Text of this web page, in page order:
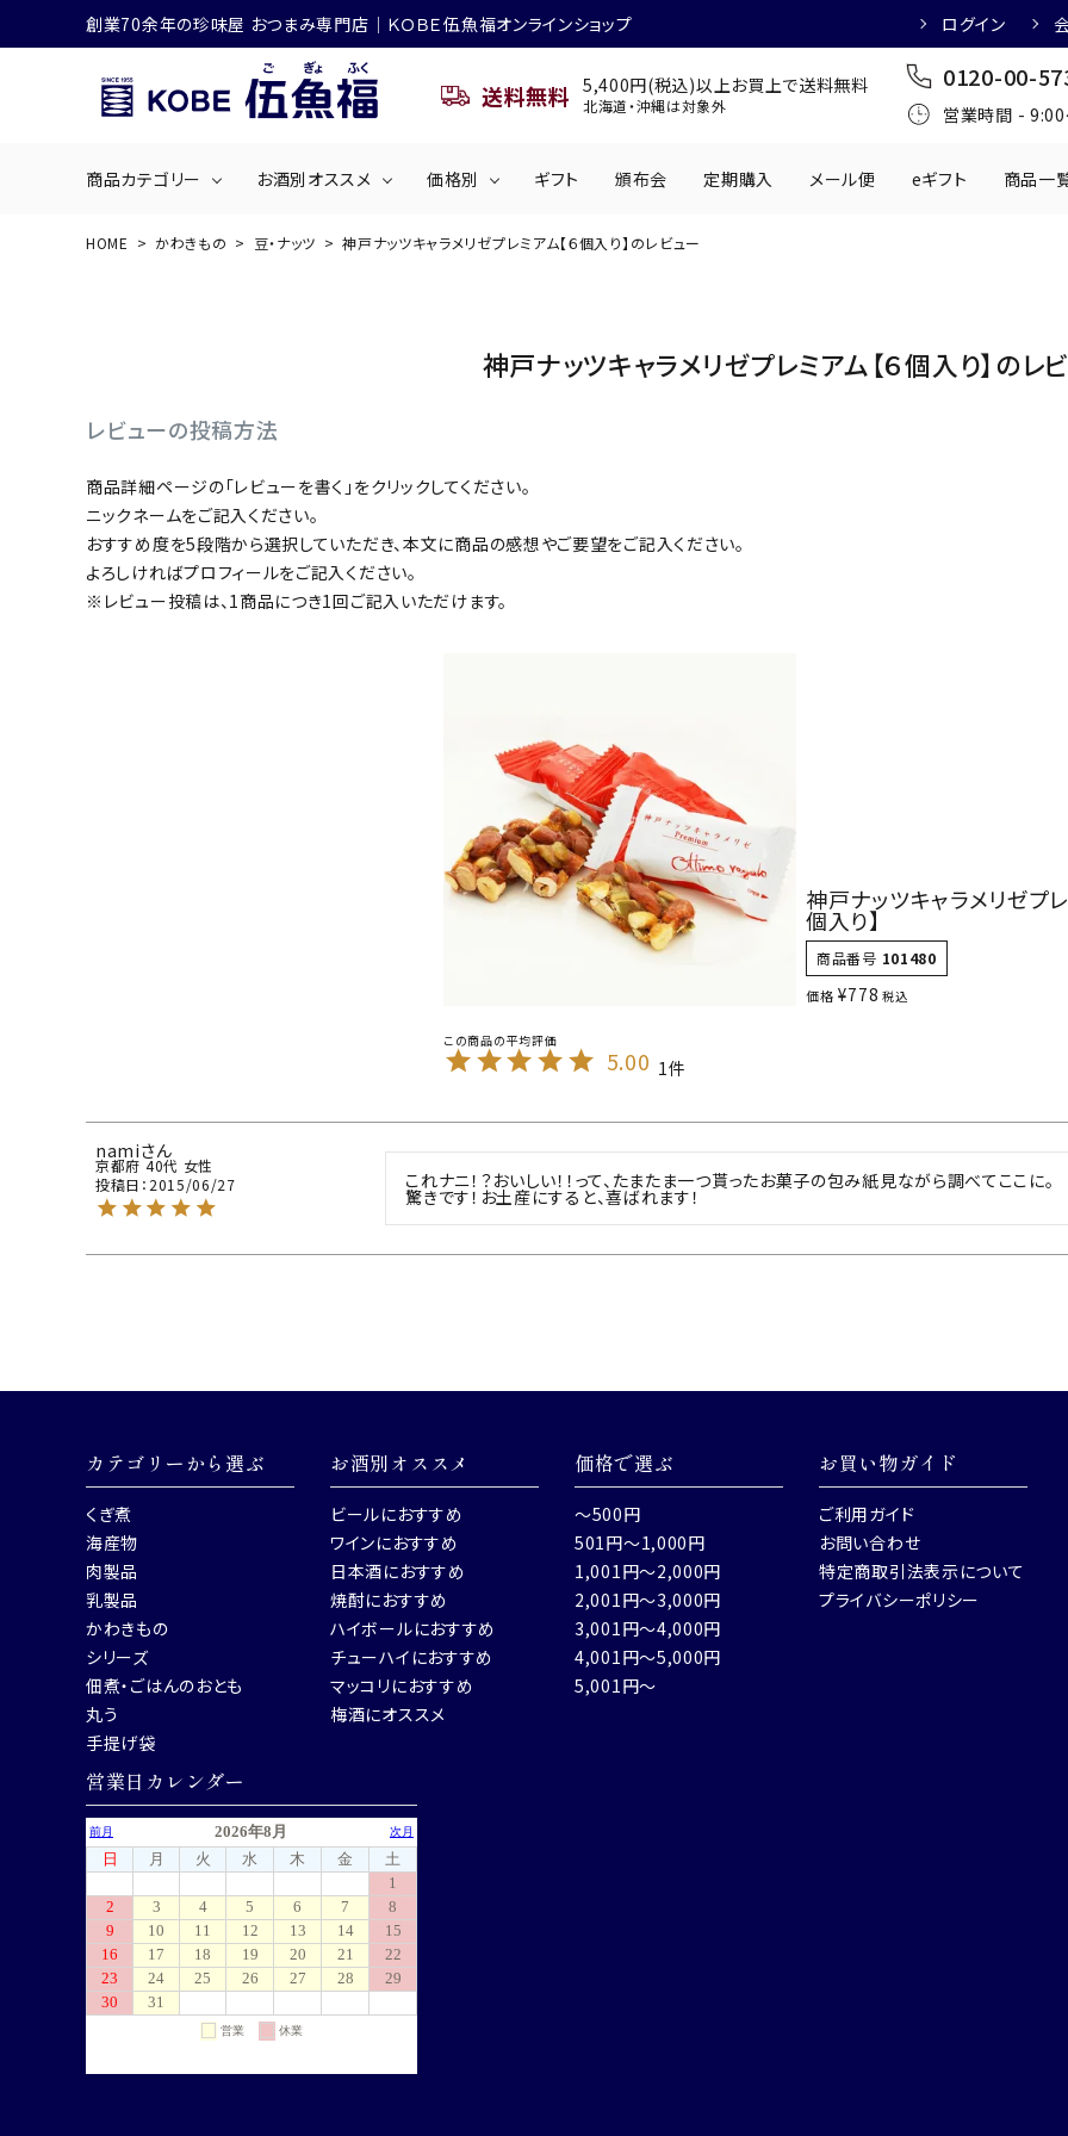
創業70余年の珍味屋 おつまみ専門店│ＫＯＢＥ伍魚福オンラインショップ ログイン
送料無料 5,400円(税込)以上お買上で送料無料
北海道・沖縄は対象外
0120-00-
営業時間 - 9:00
商品カテゴリー
丸う 手提げ袋
お酒別オススメ
ビールにおすすめ
価格別
4,001円～5,000円 5,001円～
ギフト 頒布会 定期購入 メール便 eギフト 商品一
ログイン 会員登録
商品カテゴリー
お酒別オススメ
HOME かわきもの 豆・ナッツ 神戸ナッツキャラメリゼプレミアム【６個入り】のレビュー
神戸ナッツキャラメリゼプレミアム【６個入り】のレ
レビューの投稿方法
商品詳細ページの「レビューを書く」をクリックしてください。
ニックネームをご記入ください。
おすすめ度を5段階から選択していただき、本文に商品の感想やご要望をご記入ください。
よろしければプロフィールをご記入ください。
※レビュー投稿は、1商品につき1回ご記入いただけます。
神戸ナッツキャラメリゼプレ
個入り】
商品番号 101480
価格 ¥778 税込
5.00 1
nami
京都府 40代 女性
投稿日 2015/06/27 これナニ！？おいしい！！って、たまたま一つ貰ったお菓子の包み紙見ながら調べてここに。
驚きです！お土産にすると、喜ばれます！
カテゴリーから選ぶ
くぎ煮
海産物
肉製品
乳製品
かわきもの
シリーズ
佃煮・ごはんのおとも
丸う
手提げ袋
お酒別オススメ
ビールにおすすめ
ワインにおすすめ
日本酒におすすめ
焼酎におすすめ
ハイボールにおすすめ
チューハイにおすすめ
マッコリにおすすめ
梅酒にオススメ
価格で選ぶ
～500円
501円～1,000円
1,001円～2,000円
2,001円～3,000円
3,001円～4,000円
4,001円～5,000円
5,001円～
お買い物ガイド
ご利用ガイド
お問い合わせ
特定商取引法表示について
プライバシーポリシー
営業日カレンダー